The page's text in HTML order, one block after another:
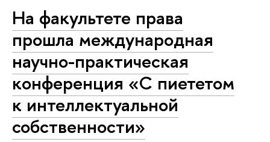
На факультете права
прошла международная
научно-практическая
конференция «С пиететом
к интеллектуальной
собственности»